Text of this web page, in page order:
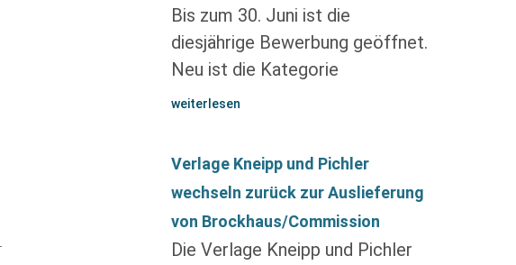
Bis zum 30. Juni ist die
diesjährige Bewerbung geöffnet.
Neu ist die Kategorie
weiterlesen
Verlage Kneipp und Pichler
wechseln zurück zur Auslieferung
von Brockhaus/Commission
Die Verlage Kneipp und Pichler